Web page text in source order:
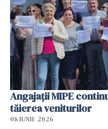
Angajaţii MIPE
tăierea veniturilor
08 IUNIE 2026